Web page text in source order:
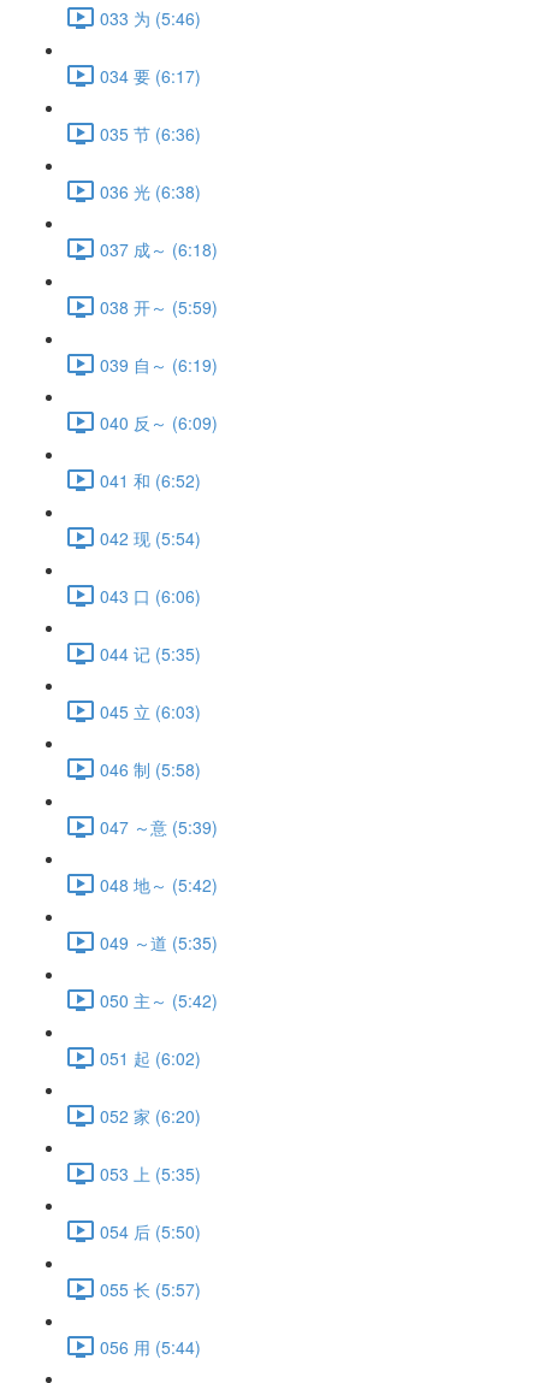
033 为 (5:46)
034 要 (6:17)
035 节 (6:36)
036 光 (6:38)
037 成～ (6:18)
038 开～ (5:59)
039 自～ (6:19)
040 反～ (6:09)
041 和 (6:52)
042 现 (5:54)
043 口 (6:06)
044 记 (5:35)
045 立 (6:03)
046 制 (5:58)
047 ～意 (5:39)
048 地～ (5:42)
049 ～道 (5:35)
050 主～ (5:42)
051 起 (6:02)
052 家 (6:20)
053 上 (5:35)
054 后 (5:50)
055 长 (5:57)
056 用 (5:44)